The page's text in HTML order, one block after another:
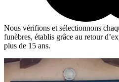
Nous vérifions et sélectionnons
funèbres, établis grâce au retour
plus de 15 ans.